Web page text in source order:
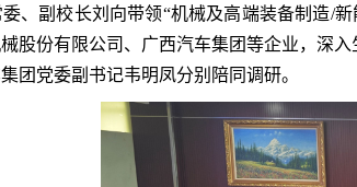
、副校长刘向带领“机械及高端装备制造/
股份有限公司、广西汽车集团等企业，深
团党委副书记韦明凤分别陪同调研。